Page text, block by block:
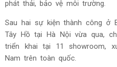
phát thải, bảo vệ môi trường.
Sau hai sự kiện thành công ở
Tây Hồ tại Hà Nội vừa qua,
triển khai tại 11 showroom,
Nam trên toàn quốc.